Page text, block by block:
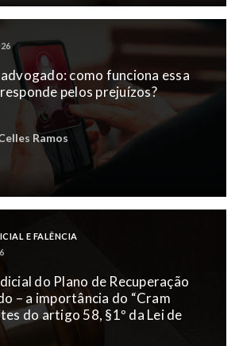
como funciona essa
pelos prejuízos?
Ramos
E FALÊNCIA
do Plano de Recuperação
– a importância do “Cram
do artigo 58, §1º da Lei de